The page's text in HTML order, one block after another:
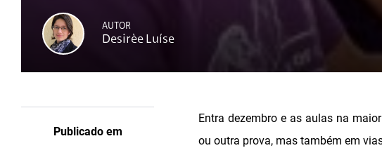
AUTOR
Desirèe Luíse
Publicado em
Entra dezembro e as aulas na
ou outra prova, mas também em